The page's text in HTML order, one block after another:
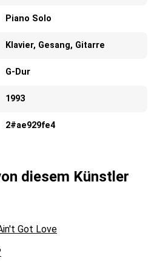
Piano Solo
Klavier, Gesang, Gitarre
G-Dur
1993
2#ae929fe4
diesem Künstler
Got Love